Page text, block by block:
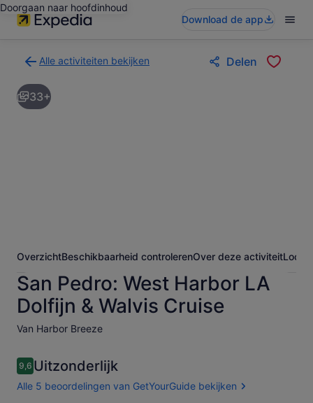
Doorgaan naar hoofdinhoud
Download de app
Alle activiteiten bekijken
naar
de
zoekresultatenpagina
Delen
33+
OverzichtBeschikbaarheid controlerenOver deze activiteit
San Pedro: West Harbor LA
Dolfijn & Walvis Cruise
Van Harbor Breeze
Beoordelingen
9,69,6 op 10 –
Uitzonderlijk
Alle 5 beoordelingen van GetYourGuide bekijken